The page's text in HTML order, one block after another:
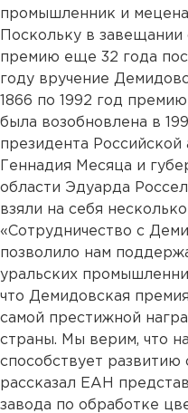
промышленник и
Поскольку в завещании
премию еще 32 года
году вручение
1866 по 1992 год
была возобновлена в
президента
Геннадия Месяца и
области Эдуарда
взяли на себя
«Сотрудничество с
позволило нам
уральских
что Демидовская
самой престижной
страны. Мы верим, что
способствует развитию
рассказал ЕАН
завода по обработке